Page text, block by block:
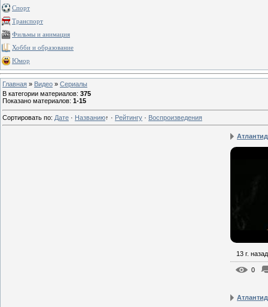
Спорт
Транспорт
Фильмы и анимация
Хобби и образование
Юмор
Главная » Видео » Сериалы
В категории материалов: 375
Показано материалов: 1-15
Сортировать по: Дате · Названию↑ · Рейтингу · Воспроизведения
13 г. назад
0